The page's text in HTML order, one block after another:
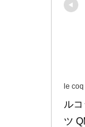
le coq
ル
ツ